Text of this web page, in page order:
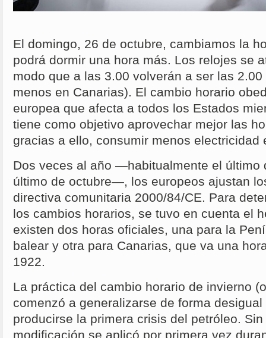
El domingo, 26 de octubre, cambiamos la
podrá dormir una hora más. Los relojes se
modo que a las 3.00 volverán a ser las
menos en Canarias). El cambio horario
europea que afecta a todos los Estados
tiene como objetivo aprovechar mejor las
gracias a ello, consumir menos electricidad
Dos veces al año —habitualmente el último
último de octubre—, los europeos ajustan
directiva comunitaria 2000/84/CE. Para
los cambios horarios, se tuvo en cuenta el
existen dos horas oficiales, una para la
balear y otra para Canarias, que va una
1922.
La práctica del cambio horario de invierno
comenzó a generalizarse de forma
producirse la primera crisis del petróleo.